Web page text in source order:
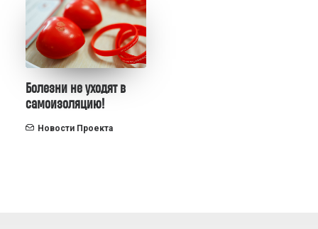
Болезни не уходят в
самоизоляцию!
Новости Проекта